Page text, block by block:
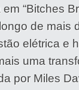
“Bitches
de mais
elétrica e
uma
por Miles